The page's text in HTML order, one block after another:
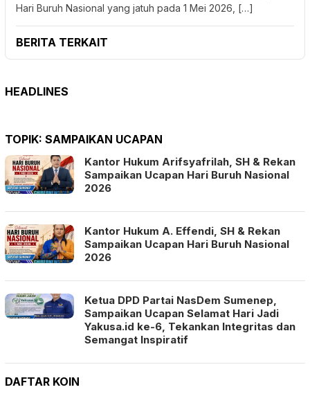
Hari Buruh Nasional yang jatuh pada 1 Mei 2026, […]
BERITA TERKAIT
HEADLINES
TOPIK: SAMPAIKAN UCAPAN
Kantor Hukum Arifsyafrilah, SH & Rekan
Sampaikan Ucapan Hari Buruh Nasional
2026
Kantor Hukum A. Effendi, SH & Rekan
Sampaikan Ucapan Hari Buruh Nasional
2026
Ketua DPD Partai NasDem Sumenep,
Sampaikan Ucapan Selamat Hari Jadi
Yakusa.id ke-6, Tekankan Integritas dan
Semangat Inspiratif
DAFTAR KOIN